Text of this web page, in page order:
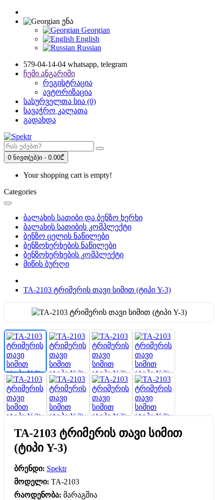
ენა
Georgian
English
Russian
579-04-14-04 whatsapp, telegram
ჩემი ანგარიში
რეგისტრაცია
ავტორიზაცია
სასურველთა სია (0)
სავაჭრო კალათა
გადახდა
0 ნივთ(ებ)ი - 0.00₾
Your shopping cart is empty!
Categories
ბალახის სათიბი და ბენზო ხერხი
ბალახის სათიბის კომპლექტი
ბენზო ცელის ნაწილები
ბენზოხერხების ნაწილები
ბენზოხერხების კომპლექტი
მიწის ბურღი
TA-2103 ტრიმერის თავი სიმით (ტიპი Y-3)
TA-2103 ტრიმერის თავი სიმით
(ტიპი Y-3)
ბრენდი: Spektr
მოდელი: TA-2103
რაოდენობა: მარაგშია